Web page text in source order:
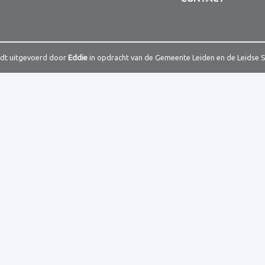
uitgevoerd door Eddie in opdracht van de Gemeente Leiden en de Leidse